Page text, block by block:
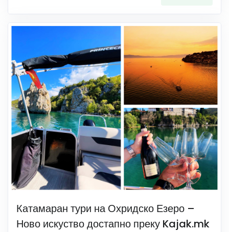
Катамаран тури на Охридско Езеро –
Ново искуство достапно преку Kajak.mk